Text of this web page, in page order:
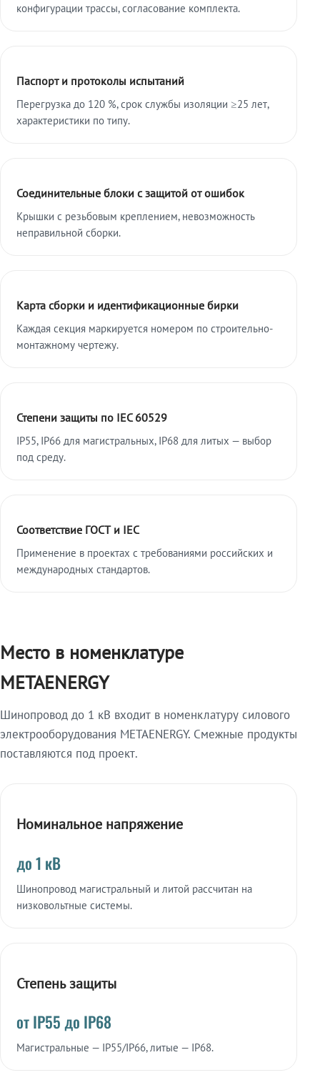
конфигурации трассы, согласование комплекта.
Паспорт и протоколы испытаний
Перегрузка до 120 %, срок службы изоляции ≥25 лет,
характеристики по типу.
Соединительные блоки с защитой от ошибок
Крышки с резьбовым креплением, невозможность
неправильной сборки.
Карта сборки и идентификационные бирки
Каждая секция маркируется номером по строительно-
монтажному чертежу.
Степени защиты по IEC 60529
IP55, IP66 для магистральных, IP68 для литых — выбор
под среду.
Соответствие ГОСТ и IEC
Применение в проектах с требованиями российских и
международных стандартов.
Место в номенклатуре
METAENERGY
Шинопровод до 1 кВ входит в номенклатуру силового
электрооборудования METAENERGY. Смежные продукты
поставляются под проект.
Номинальное напряжение
до 1 кВ
Шинопровод магистральный и литой рассчитан на
низковольтные системы.
Степень защиты
от IP55 до IP68
Магистральные — IP55/IP66, литые — IP68.